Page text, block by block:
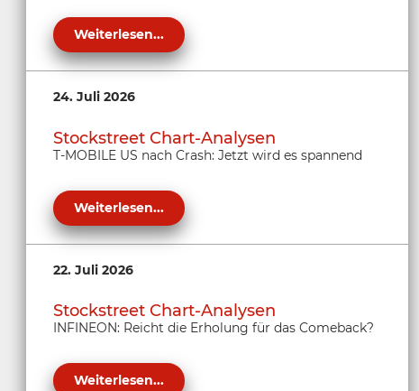
Weiterlesen...
24. Juli 2026
Stockstreet Chart-Analysen
T-MOBILE US nach Crash: Jetzt wird es spannend
Weiterlesen...
22. Juli 2026
Stockstreet Chart-Analysen
INFINEON: Reicht die Erholung für das Comeback?
Weiterlesen...